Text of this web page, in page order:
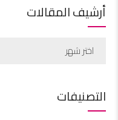
أرشيف المقالات
اختر شهر
التصنيفات